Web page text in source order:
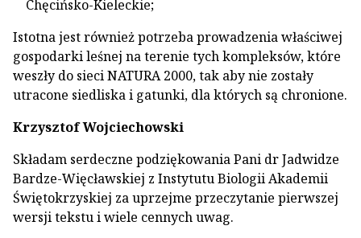
Chęcińsko-Kieleckie;
Istotna jest również potrzeba prowadzenia właściwej
gospodarki leśnej na terenie tych kompleksów, które
weszły do sieci NATURA 2000, tak aby nie zostały
utracone siedliska i gatunki, dla których są chronione.
Krzysztof Wojciechowski
Składam serdeczne podziękowania Pani dr Jadwidze
Bardze-Więcławskiej z Instytutu Biologii Akademii
Świętokrzyskiej za uprzejme przeczytanie pierwszej
wersji tekstu i wiele cennych uwag.